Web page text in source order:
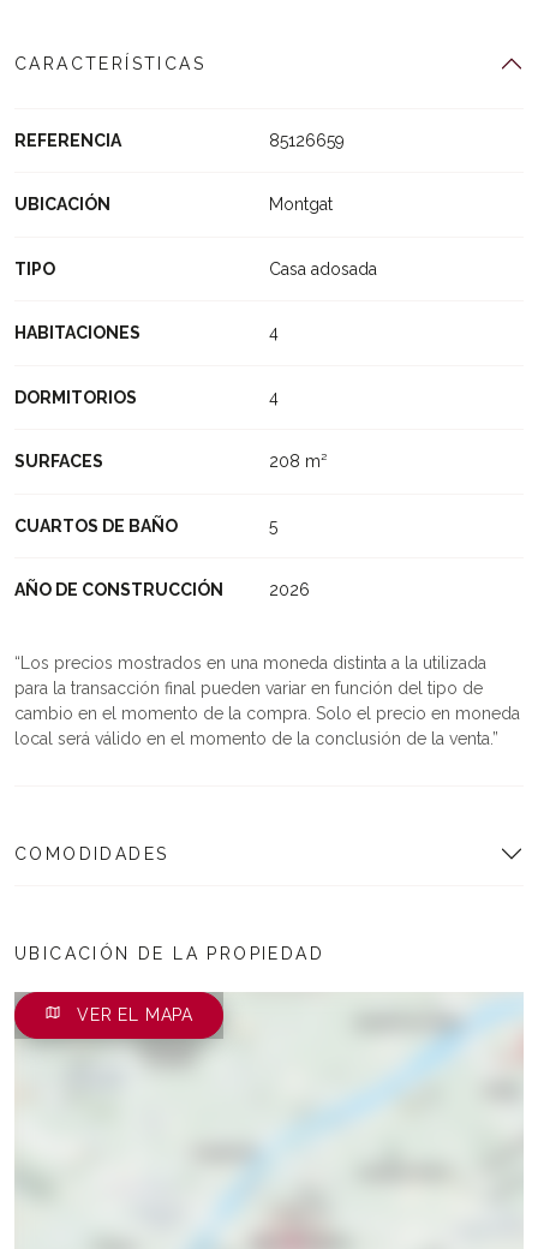
CARACTERÍSTICAS
REFERENCIA 85126659
UBICACIÓN Montgat
TIPO Casa adosada
HABITACIONES 4
DORMITORIOS 4
SURFACES 208 m²
CUARTOS DE BAÑO 5
AÑO DE CONSTRUCCIÓN 2026
Los precios mostrados en una moneda distinta a la utilizada
para la transacción final pueden variar en función del tipo de
cambio en el momento de la compra. Solo el precio en moneda
local será válido en el momento de la conclusión de la venta.
COMODIDADES
UBICACIÓN DE LA PROPIEDAD
VER EL MAPA